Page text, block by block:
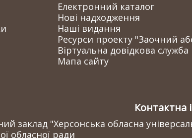
Електронний каталог
Нові надходження
Наші видання
Ресурси проекту "Заочний
Віртуальна довідкова служба
Мапа сайту
Контактна
заклад "Херсонська обласна
обласної ради